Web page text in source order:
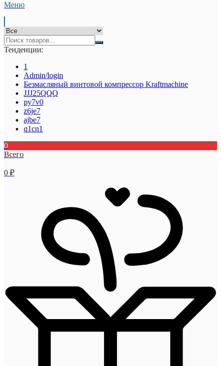
Меню
Тенденции:
1
Admin/login
Безмасляный винтовой компрессор Kraftmaсhine
JJJ25QQQ
py7v0
z6je7
ajbe7
q1cn1
0
Всего
0 ₽